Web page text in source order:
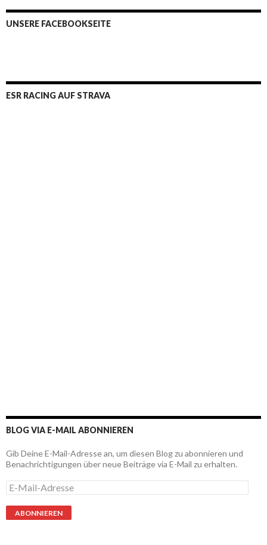
UNSERE FACEBOOKSEITE
ESR RACING AUF STRAVA
BLOG VIA E-MAIL ABONNIEREN
Gib Deine E-Mail-Adresse an, um diesen Blog zu abonnieren und
Benachrichtigungen über neue Beiträge via E-Mail zu erhalten.
E
-
M
a